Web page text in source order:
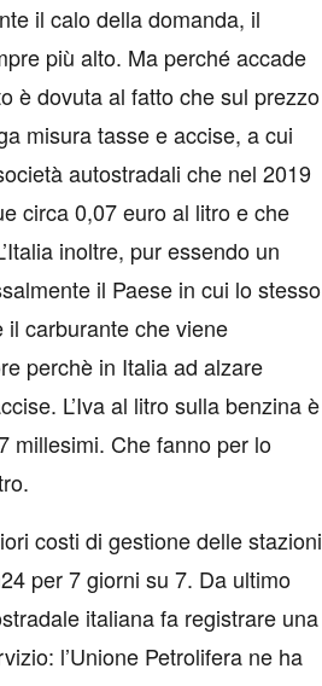
il calo della domanda, il
più alto. Ma perché accade
è dovuta al fatto che sul prezzo
misura tasse e accise, a cui
autostradali che nel 2019
circa 0,07 euro al litro e che
inoltre, pur essendo un
il Paese in cui lo stesso
carburante che viene
perchè in Italia ad alzare
L’Iva al litro sulla benzina è
millesimi. Che fanno per lo
costi di gestione delle stazioni
per 7 giorni su 7. Da ultimo
italiana fa registrare una
l’Unione Petrolifera ne ha